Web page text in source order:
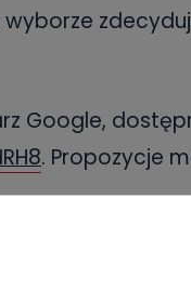
Google,
. Propozycje